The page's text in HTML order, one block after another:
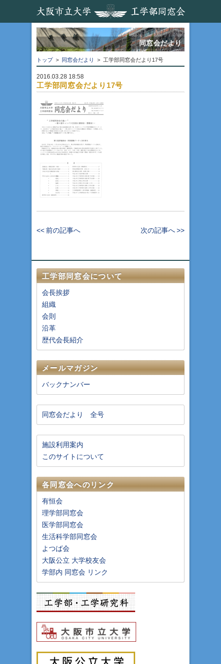
同窓会だより
トップ > 同窓会だより > 工学部同窓会だより17号
2016.03.28 18:58
工学部同窓会だより17号
<< 前の記事へ 次の記事へ >>
工学部同窓会について
会長挨拶
組織
会則
沿革
歴代会長紹介
メールマガジン
バックナンバー
同窓会だより 全号
施設利用案内
このサイトについて
各同窓会へのリンク
有恒会
理学部同窓会
医学部同窓会
生活科学部同窓会
よつば会
大阪公立 大学校友会
学部内 同窓会 リンク